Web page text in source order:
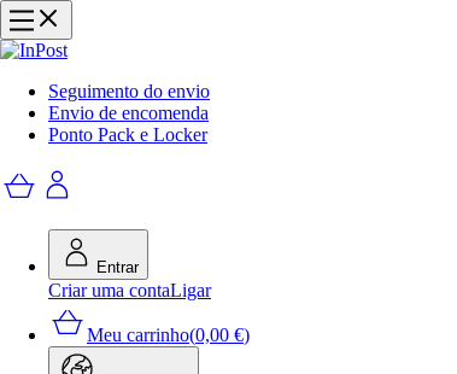
Seguimento do envio
Envio de encomenda
Ponto Pack e Locker
Entrar
Criar uma contaLigar
Meu carrinho(0,00 €)